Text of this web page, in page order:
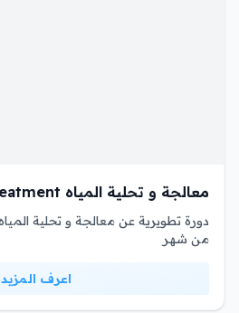
معالجة و تحلية المياه Water Treatment
من شهر
اعرف المزيد